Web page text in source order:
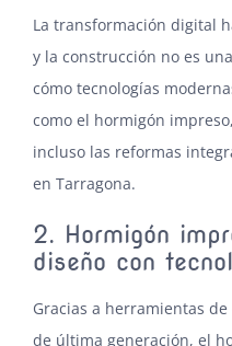
La transformación digital
y la construcción no es
cómo tecnologías
como el hormigón
incluso las reformas
en Tarragona.
2. Hormigón
diseño con
Gracias a herramientas
de última generación, el